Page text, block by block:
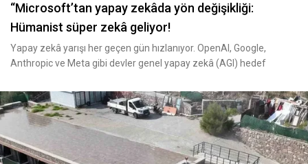
“Microsoft’tan yapay zekâda yön değişikliği:
Hümanist süper zekâ geliyor!
Yapay zekâ yarışı her geçen gün hızlanıyor. OpenAI, Google,
Anthropic ve Meta gibi devler genel yapay zekâ (AGI) hedef